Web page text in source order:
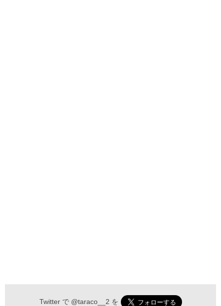
Twitter で @taraco__2 を